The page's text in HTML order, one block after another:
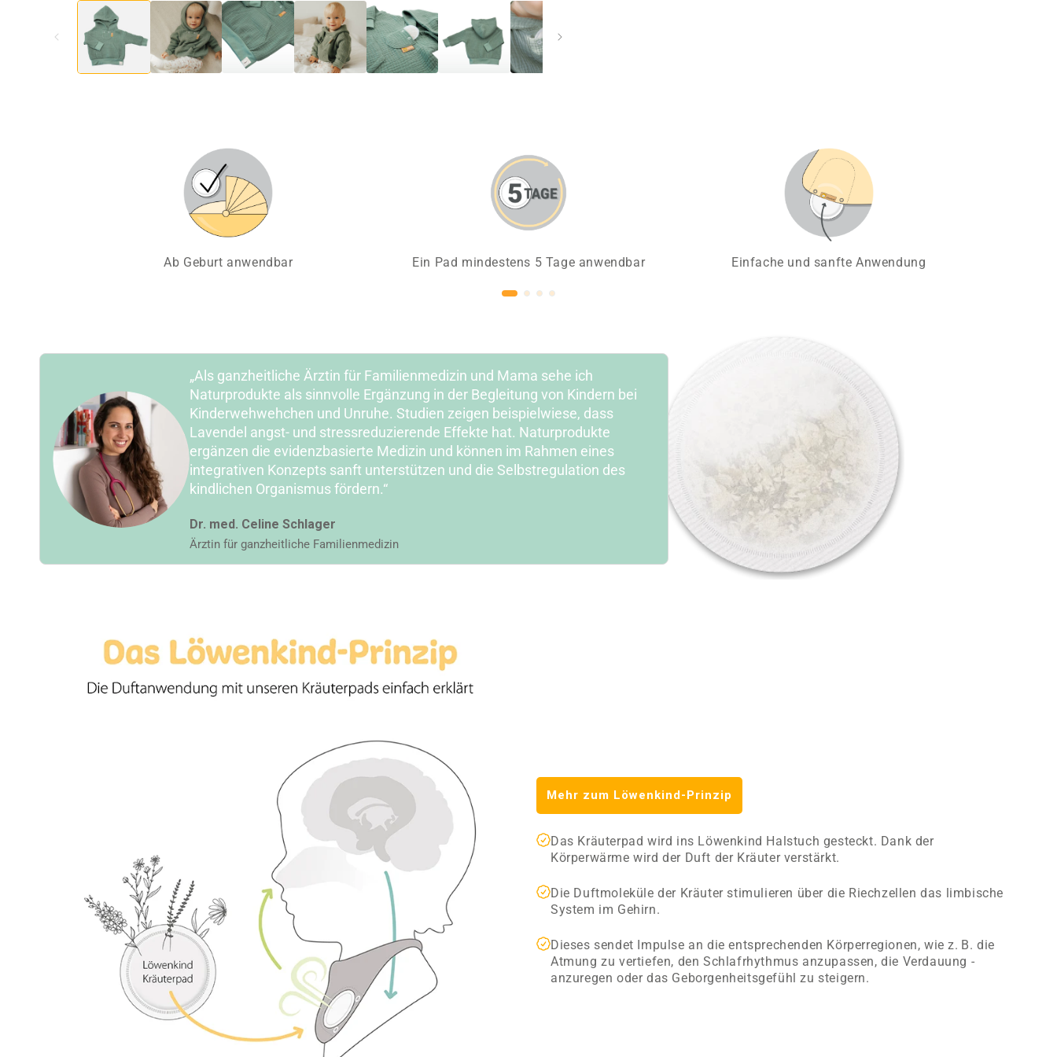
Ab Geburt anwendbar Ein Pad mindestens 5 Tage anwendbar Einfache und sanfte Anwendung
„Als ganzheitliche Ärztin für Familienmedizin und Mama sehe ich
Naturprodukte als sinnvolle Ergänzung in der Begleitung von Kindern bei
Kinderwehwehchen und Unruhe. Studien zeigen beispielwiese, dass
Lavendel angst- und stressreduzierende Effekte hat. Naturprodukte
ergänzen die evidenzbasierte Medizin und können im Rahmen eines
integrativen Konzepts sanft unterstützen und die Selbstregulation des
kindlichen Organismus fördern.“
Dr. med. Celine Schlager
Ärztin für ganzheitliche Familienmedizin
Mehr zum Löwenkind-Prinzip
Das Kräuterpad wird ins Löwenkind Halstuch ­gesteckt. Dank der
Körperwärme wird der Duft der Kräuter verstärkt.
Die ­Duftmoleküle ­der Kräuter stimulieren über die Riechzellen das limbische
System im Gehirn.
Dieses sendet ­Impulse an die entsprechenden ­Körperregionen, wie z. B. die
Atmung zu vertiefen, den Schlafrhythmus anzupassen, die ­Verdauung ­
anzuregen oder das Geborgenheitsgefühl zu steigern.